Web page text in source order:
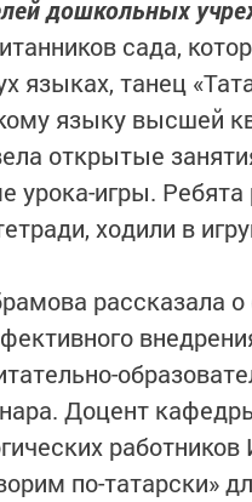
дошкольных
сада,
языках, танец
языку высшей
открытые
урока-игры.
ходили в
рассказала
Доцент
по-татарски»